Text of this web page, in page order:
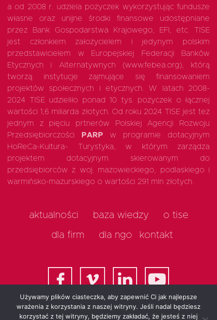
a od 2008 r. udziela pożyczek wykorzystując fundusze
własne oraz unijne środki finansowe udostępniane
przez Bank Gospodarstwa Krajowego, EFI, etc. TISE
jest członkiem założycielem i jedynym polskim
przedstawicielem w Europejskiej Federacji Banków
Etycznych i Alternatywnych (www.febea.org), którą
tworzą instytucje zajmujące się finansowaniem
projektów społecznych i etycznych. W latach 2008-
2024 TISE udzieliło ponad 10 tys. pożyczek o łącznej
wartości 1,6 miliarda złotych. Od roku 2024 TISE jest też
jednym z pięciu prtnerów Polskiej Agencji Rozwoju
Przedsiębiorczości
PARP w programie dotacyjnym
HoReCa-Kultura- Turystyka, w którym zarządza
projektem dotacyjnym skierowanym do
przedsiębiorców z woj. mazowieckiego, podlaskiego i
warmińsko-mazurskiego o wartości 291 mln złotych.
aktualności baza wiedzy o tise
dla firm dla ngo kontakt
Używamy plików ciasteczka, aby zapewnić Ci jak najlepsze
wrażenia z korzystania z naszej witryny. Jeśli nadal będziesz
korzystać z tej witryny, będziemy zakładać, że jesteś z niej